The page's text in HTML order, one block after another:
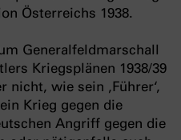
Österreichs 1938.
Generalfeldmarschall
Kriegsplänen 1938/39
nicht, wie sein ‚Führer‘,
Krieg gegen die
Angriff gegen die